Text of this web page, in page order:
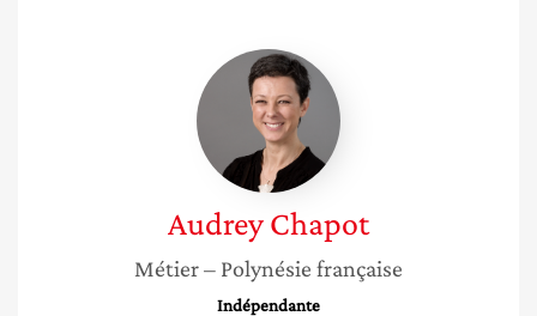
Audrey
Chapot
AudreyChapot
Métier– Polynésie française
Indépendante